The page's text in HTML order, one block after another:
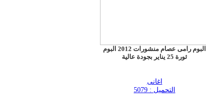
البوم رامى عصام منشورات 2012 البوم
ثورة 25 يناير بجودة عالية
اغانى
التحميل : 5079